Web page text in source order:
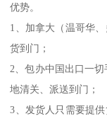
优势。
1、加拿大（温哥华
货到门；
2、包办中国出口一
地清关、派送到门；
3、发货人只需要提